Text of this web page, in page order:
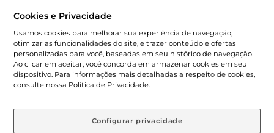
cliente. Os preços, ofertas e condições são exclusivos para
o e-commerce e válidos durante o dia de hoje, podendo
sofrer alterações sem prévia notificação. Proibida a venda
de bebidas alcoólicas para menores de 18 anos, conforme
Lei n.º 8069/90, art. 81, inciso II (Estatuto da Criança e do
Adolescente). Preços e condições exclusivos para o
aviso prévio. O valor mínimo para as compras on-line é de
Cookies e Privacidade
Usamos cookies para melhorar sua experiência de navegação,
otimizar as funcionalidades do site, e trazer conteúdo e ofertas
personalizadas para você, baseadas em seu histórico de navegação.
Ao clicar em aceitar, você concorda em armazenar cookies em seu
dispositivo. Para informações mais detalhadas a respeito de cookies,
consulte nossa Política de Privacidade.
Configurar privacidade